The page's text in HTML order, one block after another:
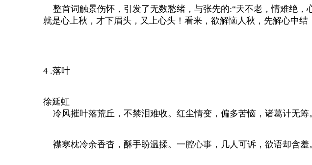
整首词触景伤怀，引发了无数愁绪，与张先的:“天不老，情难绝，
就是心上秋，才下眉头，又上心头！看来，欲解恼人秋，先解心中结
4 .落叶
徐延虹
冷风摧叶落荒丘，不禁泪难收。红尘情变，偏多苦恼，诸葛计无筹
襟寒枕冷余香杳，酥手盼温揉。一腔心事，几人可诉，欲语却含羞